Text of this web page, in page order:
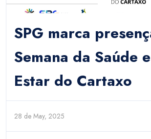
SPG marca
Semana da Saúde
Estar do Cartaxo
28 de May, 2025